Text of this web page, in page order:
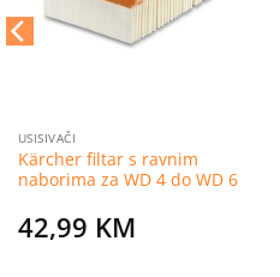
USISIVAČI
Kärcher filtar s ravnim
naborima za WD 4 do WD 6
42,99 KM